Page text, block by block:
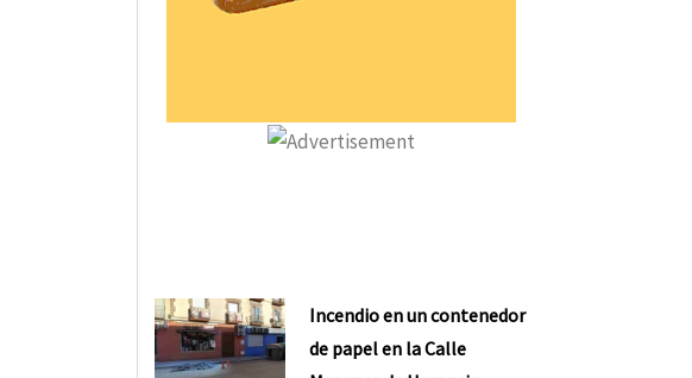
Incendio en un contenedor
de papel en la Calle